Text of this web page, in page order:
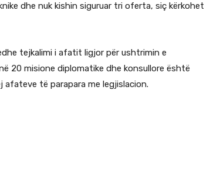
dhe nuk kishin siguruar tri oferta, siç kërkohet
tejkalimi i afatit ligjor për ushtrimin e
20 misione diplomatike dhe konsullore është
të parapara me legjislacion.